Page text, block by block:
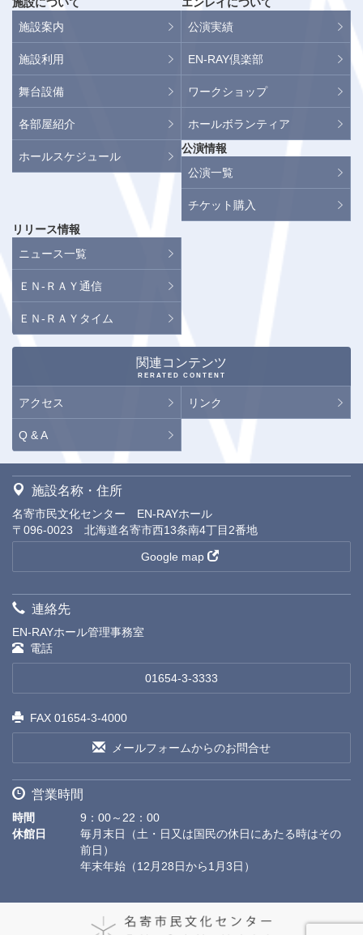
施設案内
施設利用
舞台設備
各部屋紹介
ホールスケジュール
公演実績
EN-RAY倶楽部
ワークショップ
ホールボランティア
公演情報
公演一覧
チケット購入
リリース情報
ニュース一覧
ＥＮ-ＲＡＹ通信
ＥＮ-ＲＡＹタイム
関連コンテンツ
RERATED CONTENT
アクセス リンク
Q & A
施設名称・住所
名寄市民文化センター EN-RAYホール
〒096-0023 北海道名寄市西13条南4丁目2番地
Google map
連絡先
EN-RAYホール管理事務室
電話
01654-3-3333
FAX 01654-3-4000
メールフォームからのお問合せ
営業時間
時間
9：00～22：00
休館日
毎月末日（土・日又は国民の休日にあたる時はその
前日）
年末年始（12月28日から1月3日）